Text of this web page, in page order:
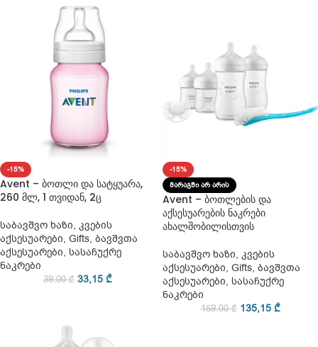
-15%
Avent – ბოთლი და სატყუარა,
260 მლ, 1 თვიდან, 2ც
საბავშვო ხაზი, კვების
აქსესუარები, Gifts, ბავშვთა
აქსესუარები, სასაჩუქრე
ნაკრები
39,00₾ 33,15 ₾
-15%
ᲛᲐᲠᲐᲒᲨᲘ ᲐᲠ ᲐᲠᲘᲡ
Avent – ბოთლების და
აქსესუარების ნაკრები
ახალშობილისთვის
საბავშვო ხაზი, კვების
აქსესუარები, Gifts, ბავშვთა
აქსესუარები, სასაჩუქრე
ნაკრები
159,00₾ 135,15 ₾